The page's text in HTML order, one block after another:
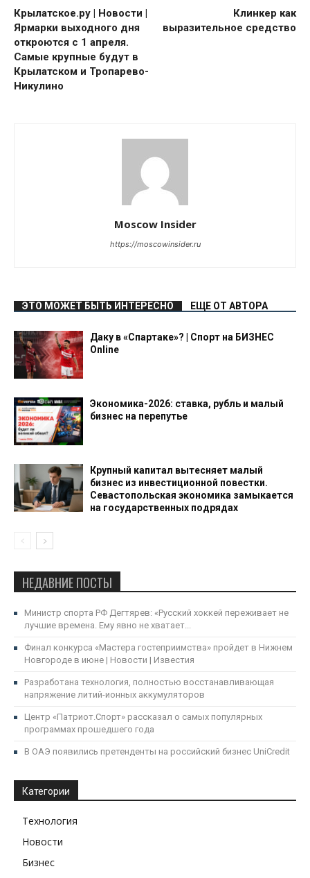
Крылатское.ру | Новости |
Ярмарки выходного дня
откроются с 1 апреля.
Самые крупные будут в
Крылатском и Тропарево-
Никулино
Клинкер как
выразительное средство
Moscow Insider
https://moscowinsider.ru
ЭТО МОЖЕТ БЫТЬ ИНТЕРЕСНО ЕЩЕ ОТ АВТОРА
Даку в «Спартаке»? | Спорт на БИЗНЕС
Online
Экономика-2026: ставка, рубль и малый
бизнес на перепутье
Крупный капитал вытесняет малый
бизнес из инвестиционной повестки.
Севастопольская экономика замыкается
на государственных подрядах
НЕДАВНИЕ ПОСТЫ
Министр спорта РФ Дегтярев: «Русский хоккей переживает не
лучшие времена. Ему явно не хватает...
Финал конкурса «Мастера гостеприимства» пройдет в Нижнем
Новгороде в июне | Новости | Известия
Разработана технология, полностью восстанавливающая
напряжение литий-ионных аккумуляторов
Центр «Патриот.Спорт» рассказал о самых популярных
программах прошедшего года
В ОАЭ появились претенденты на российский бизнес UniCredit
Категории
Технология
Новости
Бизнес